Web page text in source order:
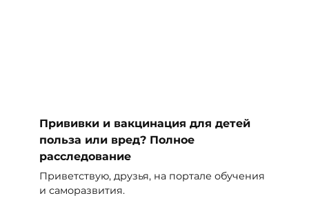
Прививки и вакцинация для детей
польза или вред? Полное
расследование
Приветствую, друзья, на портале обучения
и саморазвития.